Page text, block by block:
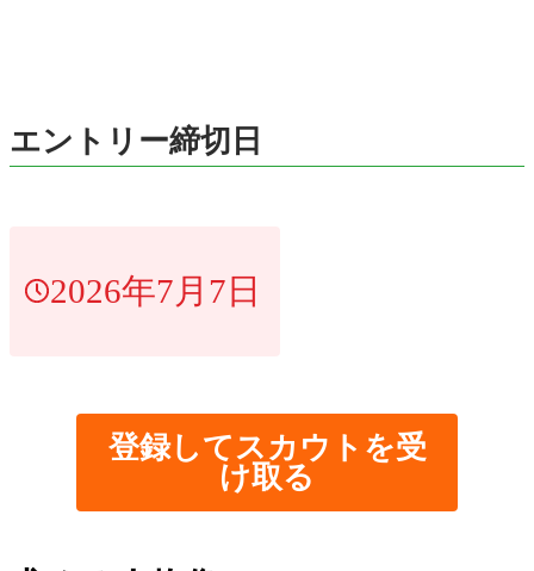
エントリー締切日
2026年7月7日
登録してスカウトを受
け取る